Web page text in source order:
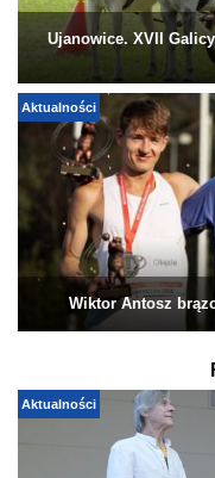
Ujanowice. XVII
Aktualności
Wiktor Antosz
Aktualności